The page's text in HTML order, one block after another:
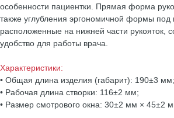
особенности пациентки. Прямая форма
также углубления эргономичной формы под
расположенные на нижней части рукояток,
удобство для работы врача.
Характеристики:
• Общая длина изделия (габарит): 190±3 мм;
• Рабочая длина створки: 116±2 мм;
• Размер смотрового окна: 30±2 мм × 45±2